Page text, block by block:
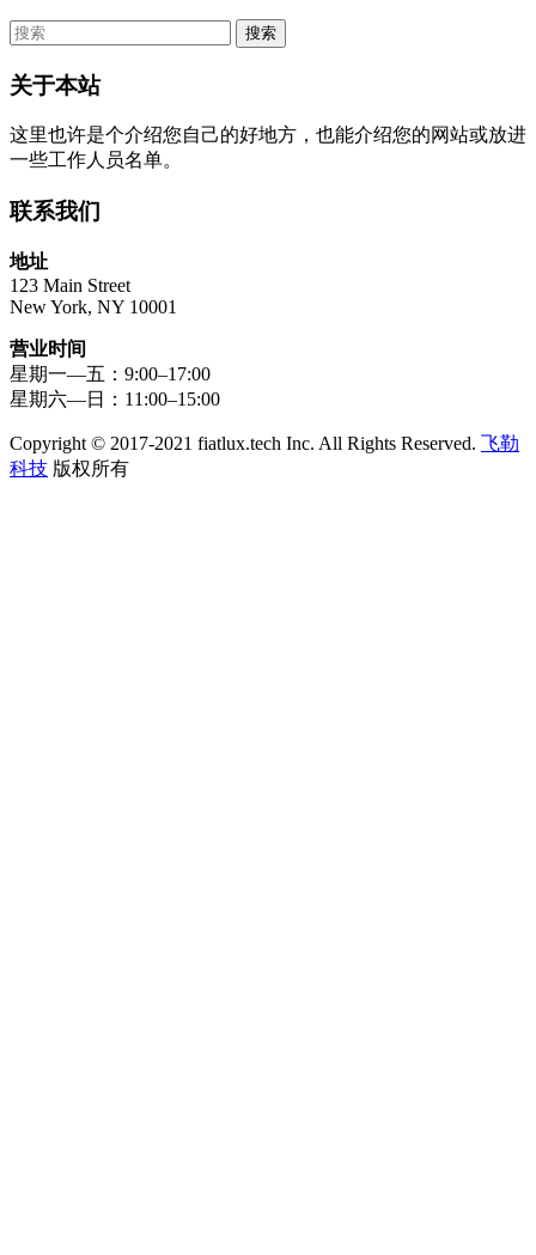
关于本站
这里也许是个介绍您自己的好地方，也能介绍您的网站或放进
一些工作人员名单。
联系我们
地址
123 Main Street
New York, NY 10001
营业时间
星期一—五：9:00–17:00
星期六—日：11:00–15:00
Copyright © 2017-2021 fiatlux.tech Inc. All Rights Reserved. 飞勒
科技 版权所有